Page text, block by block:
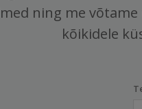
ning me
kõikidele